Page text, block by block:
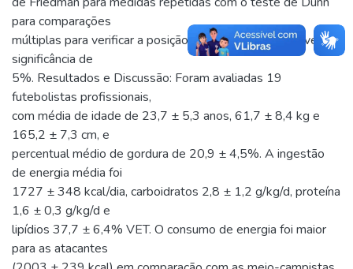
para comparações
múltiplas para verificar a posição tática. Foi adotado nível de
significância de
5%. Resultados e Discussão: Foram avaliadas 19
futebolistas profissionais,
com média de idade de 23,7 ± 5,3 anos, 61,7 ± 8,4 kg e
165,2 ± 7,3 cm, e
percentual médio de gordura de 20,9 ± 4,5%. A ingestão
de energia média foi
1727 ± 348 kcal/dia, carboidratos 2,8 ± 1,2 g/kg/d, proteína
1,6 ± 0,3 g/kg/d e
lipídios 37,7 ± 6,4% VET. O consumo de energia foi maior
para as atacantes